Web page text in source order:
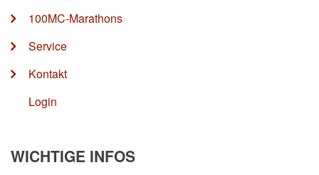
100MC-Marathons
Service
Kontakt
Login
WICHTIGE INFOS